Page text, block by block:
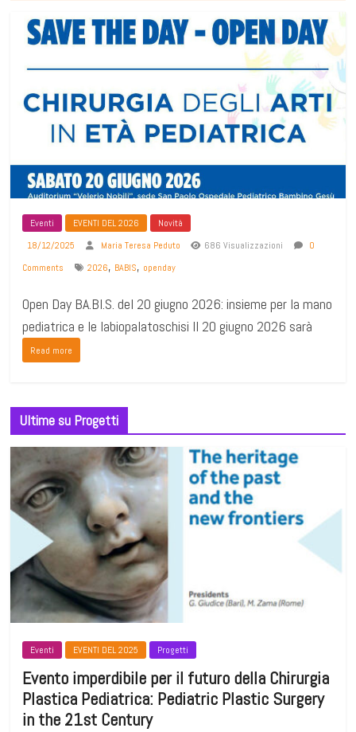
Eventi EVENTI DEL 2026
Novità
18/12/2025
Maria Teresa Peduto 686 Visualizzazioni
0
Comments
2026, BABIS, openday
Open Day BA.BI.S. del 20 giugno 2026: insieme per la mano
pediatrica e le labiopalatoschisi Il 20 giugno 2026 sarà
Read more
Ultime su Progetti
Eventi EVENTI DEL 2025 Progetti
Evento imperdibile per il futuro della Chirurgia
Plastica Pediatrica: Pediatric Plastic Surgery
in the 21st Century